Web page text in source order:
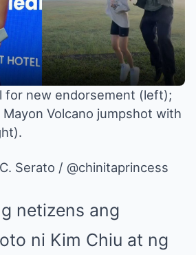
for new endorsement (left);
Volcano jumpshot with
Serato / @chinitaprincess
netizens ang
ni Kim Chiu at ng